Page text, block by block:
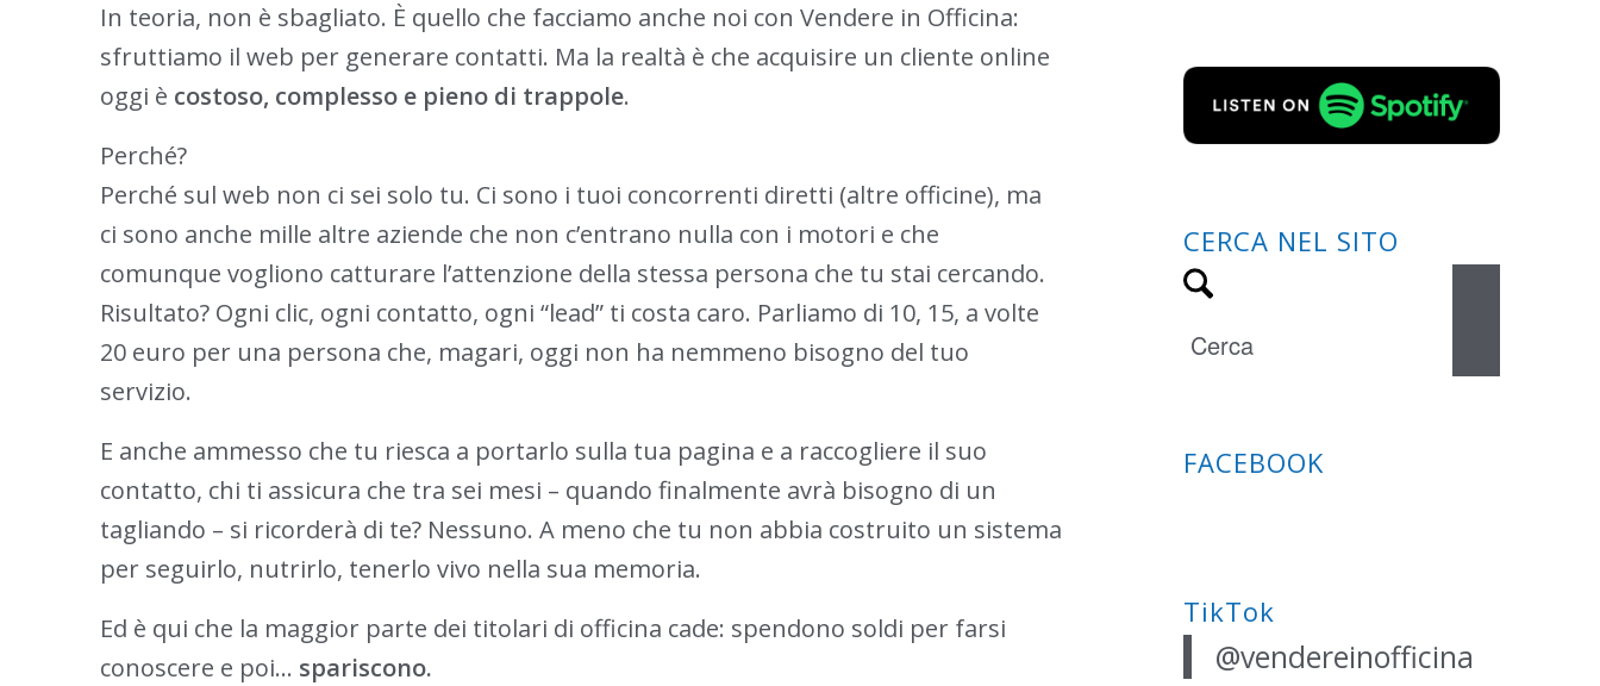
In teoria, non è sbagliato. È quello che facciamo anche noi con Vendere in Officina:
sfruttiamo il web per generare contatti. Ma la realtà è che acquisire un cliente online
oggi è costoso, complesso e pieno di trappole.
Perché?
Perché sul web non ci sei solo tu. Ci sono i tuoi concorrenti diretti (altre officine), ma
ci sono anche mille altre aziende che non c’entrano nulla con i motori e che
comunque vogliono catturare l’attenzione della stessa persona che tu stai cercando.
Risultato? Ogni clic, ogni contatto, ogni “lead” ti costa caro. Parliamo di 10, 15, a volte
20 euro per una persona che, magari, oggi non ha nemmeno bisogno del tuo
servizio.
E anche ammesso che tu riesca a portarlo sulla tua pagina e a raccogliere il suo
contatto, chi ti assicura che tra sei mesi – quando finalmente avrà bisogno di un
tagliando – si ricorderà di te? Nessuno. A meno che tu non abbia costruito un sistema
per seguirlo, nutrirlo, tenerlo vivo nella sua memoria.
Ed è qui che la maggior parte dei titolari di officina cade: spendono soldi per farsi
conoscere e poi… spariscono.
CERCA NEL SITO
FACEBOOK
TikTok
@vendereinofficina